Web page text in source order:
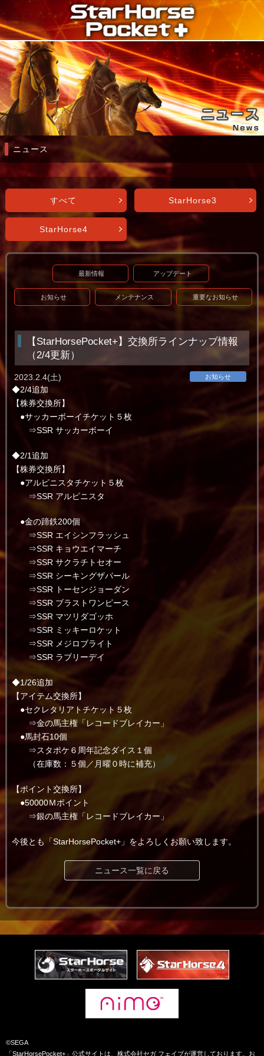
ニュース
すべて StarHorse3
StarHorse4
最新情報 アップデート
お知らせ メンテナンス 重要なお知らせ
【StarHorsePocket+】交換所ラインナップ情報
（2/4更新）
お知らせ
2023.2.4(土)
◆2/4追加
【株券交換所】
●サッカーボーイチケット５枚
⇒SSR サッカーボーイ
◆2/1追加
【株券交換所】
●アルピニスタチケット５枚
⇒SSR アルピニスタ
●金の蹄鉄200個
⇒SSR エイシンフラッシュ
⇒SSR キョウエイマーチ
⇒SSR サクラチトセオー
⇒SSR シーキングザパール
⇒SSR トーセンジョーダン
⇒SSR ブラストワンピース
⇒SSR マツリダゴッホ
⇒SSR ミッキーロケット
⇒SSR メジロブライト
⇒SSR ラブリーデイ
◆1/26追加
【アイテム交換所】
●セクレタリアトチケット５枚
⇒金の馬主権「レコードブレイカー」
●馬封石10個
⇒スタポケ６周年記念ダイス１個
（在庫数：５個／月曜０時に補充）
【ポイント交換所】
●50000Ｍポイント
⇒銀の馬主権「レコードブレイカー」
今後とも「StarHorsePocket+」をよろしくお願い致します。
ニュース一覧に戻る
©SEGA
「StarHorsePocket+」公式サイトは、株式会社セガ フェイブが運営しております。お